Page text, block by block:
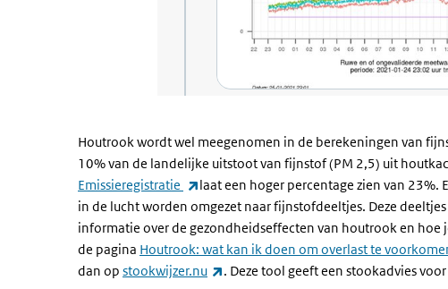
Houtrook wordt wel meegenomen in de berekeningen van
10% van de landelijke uitstoot van fijnstof (PM 2,5) uit
Emissieregistratie
(externe link)
laat een hoger percentage zien van 23%.
in de lucht worden omgezet naar fijnstofdeeltjes. Deze
informatie over de gezondheidseffecten van houtrook en
de pagina Houtrook: wat kan ik doen om overlast te
dan op stookwijzer.nu (externe link)
. Deze tool geeft een stookadvies